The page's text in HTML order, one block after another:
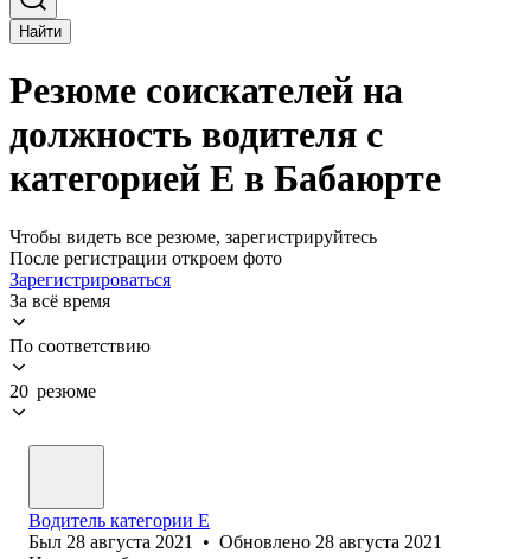
Найти
Резюме соискателей на
должность водителя с
категорией Е в Бабаюрте
Чтобы видеть все резюме, зарегистрируйтесь
После регистрации откроем фото
Зарегистрироваться
За всё время
По соответствию
20 резюме
Водитель категории E
Был 28 августа 2021 • Обновлено 28 августа 2021